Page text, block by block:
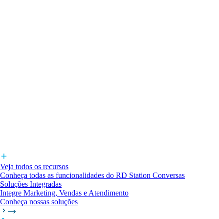
Veja todos os recursos
Conheça todas as funcionalidades do RD Station Conversas
Soluções Integradas
Integre Marketing, Vendas e Atendimento
Conheça nossas soluções